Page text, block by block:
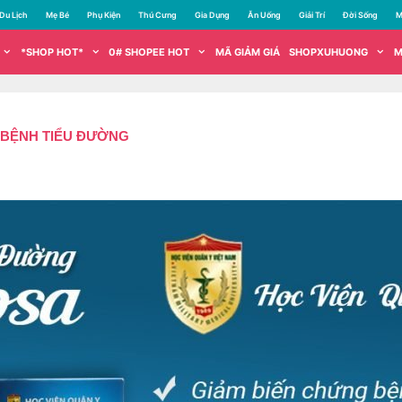
Du Lịch Mẹ Bé Phụ Kiện Thú Cưng Gia Dụng Ăn Uống Giải Trí Đời Sống
*SHOP HOT* 0# SHOPEE HOT MÃ GIẢM GIÁ SHOPXUHUONG
TIỂU ĐƯỜNG